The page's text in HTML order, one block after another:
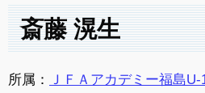
斎藤 滉生
所属： ＪＦＡアカデミー福島U-